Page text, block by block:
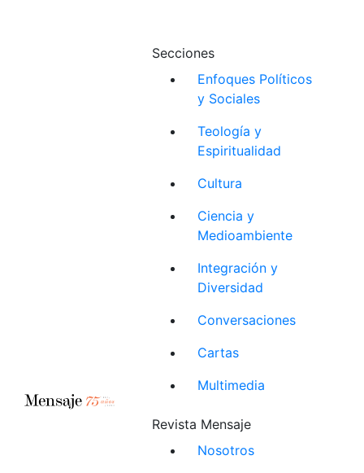
Secciones
Enfoques Políticos
y Sociales
Teología y
Espiritualidad
Cultura
Ciencia y
Medioambiente
Integración y
Diversidad
Conversaciones
Cartas
Multimedia
Revista Mensaje
Nosotros